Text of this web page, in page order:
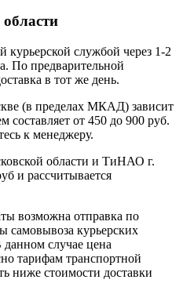
курьерской службой через 1-2
По предварительной
в тот же день.
(в пределах МКАД) зависит
составляет от 450 до 900 руб.
к менеджеру.
области и ТиНАО г.
и рассчитывается
возможна отправка по
курьерских
случае цена
тарифам транспортной
ниже стоимости доставки